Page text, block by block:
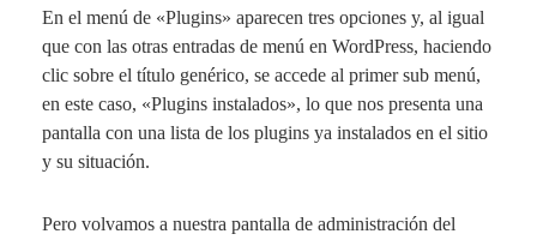
En el menú de «Plugins» aparecen tres opciones y, al igual
que con las otras entradas de menú en WordPress, haciendo
clic sobre el título genérico, se accede al primer sub menú,
en este caso, «Plugins instalados», lo que nos presenta una
pantalla con una lista de los plugins ya instalados en el sitio
y su situación.
Pero volvamos a nuestra pantalla de administración del